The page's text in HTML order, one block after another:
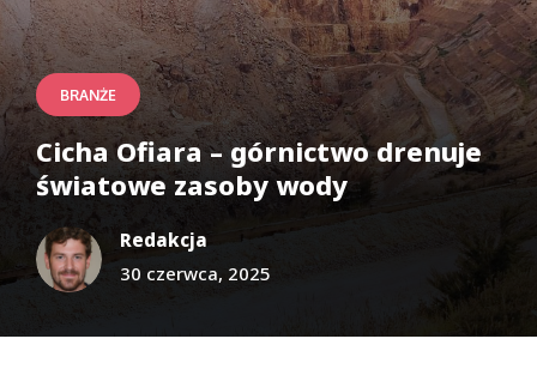
BRANŻE
Cicha Ofiara – górnictwo drenuje
światowe zasoby wody
Redakcja
30 czerwca, 2025